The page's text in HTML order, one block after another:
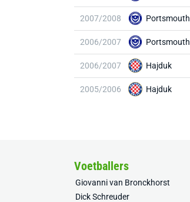
2007/2008 Portsmouth
2006/2007 Portsmouth
2006/2007 Hajduk
2005/2006 Hajduk
Voetballers
Giovanni van Bronckhorst
Dick Schreuder